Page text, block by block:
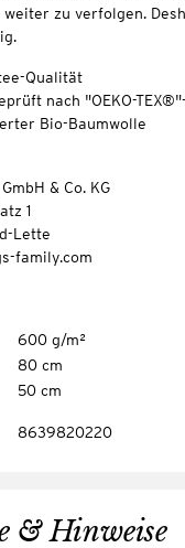
zu verfolgen.
Qualität
nach "OEKO-
Bio-Baumwolle
& Co. KG
1
Lette
family.com
600 g/m²
80 cm
50 cm
8639820220
& Hinweise